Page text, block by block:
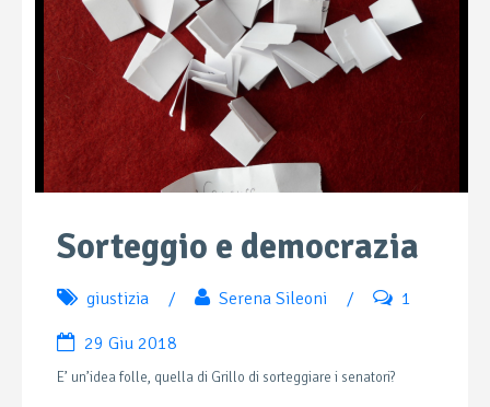
Sorteggio e democrazia
giustizia / Serena Sileoni / 1
29 Giu 2018
E’ un’idea folle, quella di Grillo di sorteggiare i senatori?